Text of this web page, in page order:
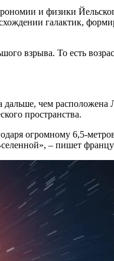
и физики
галактик,
взрыва. То есть
чем расположена
пространства.
огромному 6,5-
– пишет